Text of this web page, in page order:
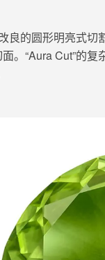
良的圆形明亮式切
。 “Aura Cut”的复